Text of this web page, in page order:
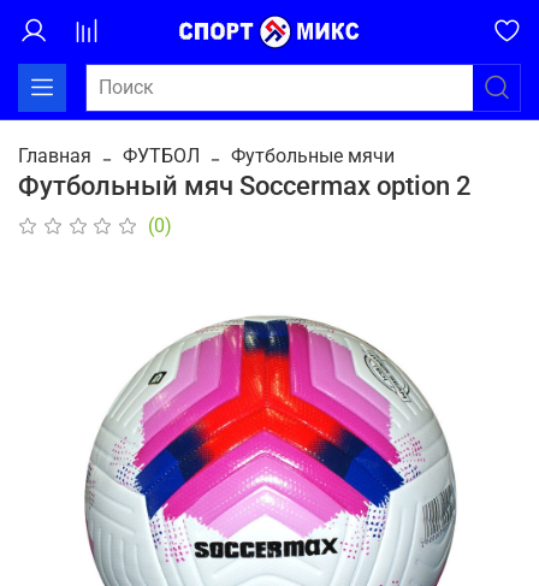
Главная ФУТБОЛ Футбольные мячи
Футбольный мяч Soccermax option 2
(0)